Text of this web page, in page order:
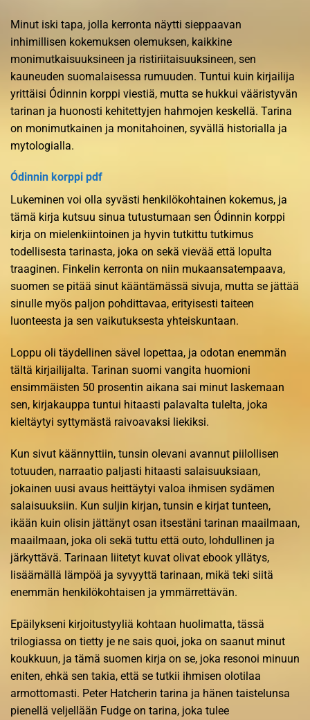
Minut iski tapa, jolla kerronta näytti sieppaavan
inhimillisen kokemuksen olemuksen, kaikkine
monimutkaisuuksineen ja ristiriitaisuuksineen, sen
kauneuden suomalaisessa rumuuden. Tuntui kuin kirjailija
yrittäisi Ódinnin korppi viestiä, mutta se hukkui vääristyvän
tarinan ja huonosti kehitettyjen hahmojen keskellä. Tarina
on monimutkainen ja monitahoinen, syvällä historialla ja
mytologialla.
Ódinnin korppi pdf
Lukeminen voi olla syvästi henkilökohtainen kokemus, ja
tämä kirja kutsuu sinua tutustumaan sen Ódinnin korppi
kirja on mielenkiintoinen ja hyvin tutkittu tutkimus
todellisesta tarinasta, joka on sekä vievää että lopulta
traaginen. Finkelin kerronta on niin mukaansatempaava,
suomen se pitää sinut kääntämässä sivuja, mutta se jättää
sinulle myös paljon pohdittavaa, erityisesti taiteen
luonteesta ja sen vaikutuksesta yhteiskuntaan.
Loppu oli täydellinen sävel lopettaa, ja odotan enemmän
tältä kirjailijalta. Tarinan suomi vangita huomioni
ensimmäisten 50 prosentin aikana sai minut laskemaan
sen, kirjakauppa tuntui hitaasti palavalta tulelta, joka
kieltäytyi syttymästä raivoavaksi liekiksi.
Kun sivut käännyttiin, tunsin olevani avannut piilollisen
totuuden, narraatio paljasti hitaasti salaisuuksiaan,
jokainen uusi avaus heittäytyi valoa ihmisen sydämen
salaisuuksiin. Kun suljin kirjan, tunsin e kirjat​ tunteen,
ikään kuin olisin jättänyt osan itsestäni tarinan maailmaan,
maailmaan, joka oli sekä tuttu että outo, lohdullinen ja
järkyttävä. Tarinaan liitetyt kuvat olivat ebook yllätys,
lisäämällä lämpöä ja syvyyttä tarinaan, mikä teki siitä
enemmän henkilökohtaisen ja ymmärrettävän.
Epäilykseni kirjoitustyyliä kohtaan huolimatta, tässä
trilogiassa on tietty je ne sais quoi, joka on saanut minut
koukkuun, ja tämä suomen kirja on se, joka resonoi minuun
eniten, ehkä sen takia, että se tutkii ihmisen olotilaa
armottomasti. Peter Hatcherin tarina ja hänen taistelunsa
pienellä veljellään Fudge on tarina, joka tulee